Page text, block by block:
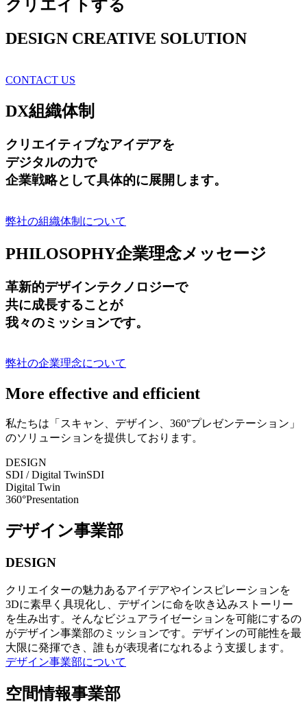
クリエイトする
DESIGN CREATIVE SOLUTION
CONTACT US
DX組織体制
クリエイティブなアイデアを
デジタルの力で
企業戦略として具体的に展開します。
弊社の組織体制について
PHILOSOPHY企業理念メッセージ
革新的デザインテクノロジーで
共に成長することが
我々のミッションです。
弊社の企業理念について
More effective and efficient
私たちは「スキャン、デザイン、360°プレゼンテーション」
のソリューションを提供しております。
DESIGN
SDI / Digital TwinSDI
Digital Twin
360°Presentation
デザイン事業部
DESIGN
クリエイターの魅力あるアイデアやインスピレーションを
3Dに素早く具現化し、デザインに命を吹き込みストーリー
を生み出す。そんなビジュアライゼーションを可能にするの
がデザイン事業部のミッションです。デザインの可能性を最
大限に発揮でき、誰もが表現者になれるよう支援します。
デザイン事業部について
空間情報事業部